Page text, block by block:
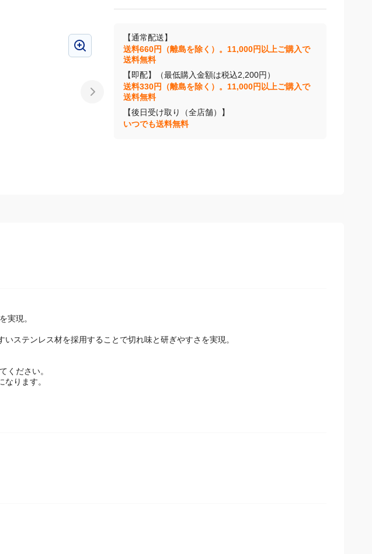
【通常配送】
送料660円（離島を除く）。11,000円以上ご購入で
送料無料
【即配】（最低購入金額は税込2,200円）
送料330円（離島を除く）。11,000円以上ご購入で
送料無料
【後日受け取り（全店舗）】
実現。
ステンレス材を採用することで切れ味と研ぎやすさを実現。
ください。